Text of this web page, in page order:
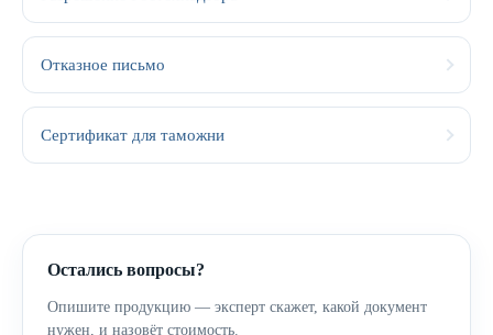
Отказное письмо
Сертификат для таможни
Остались вопросы?
Опишите продукцию — эксперт скажет, какой документ
нужен, и назовёт стоимость.